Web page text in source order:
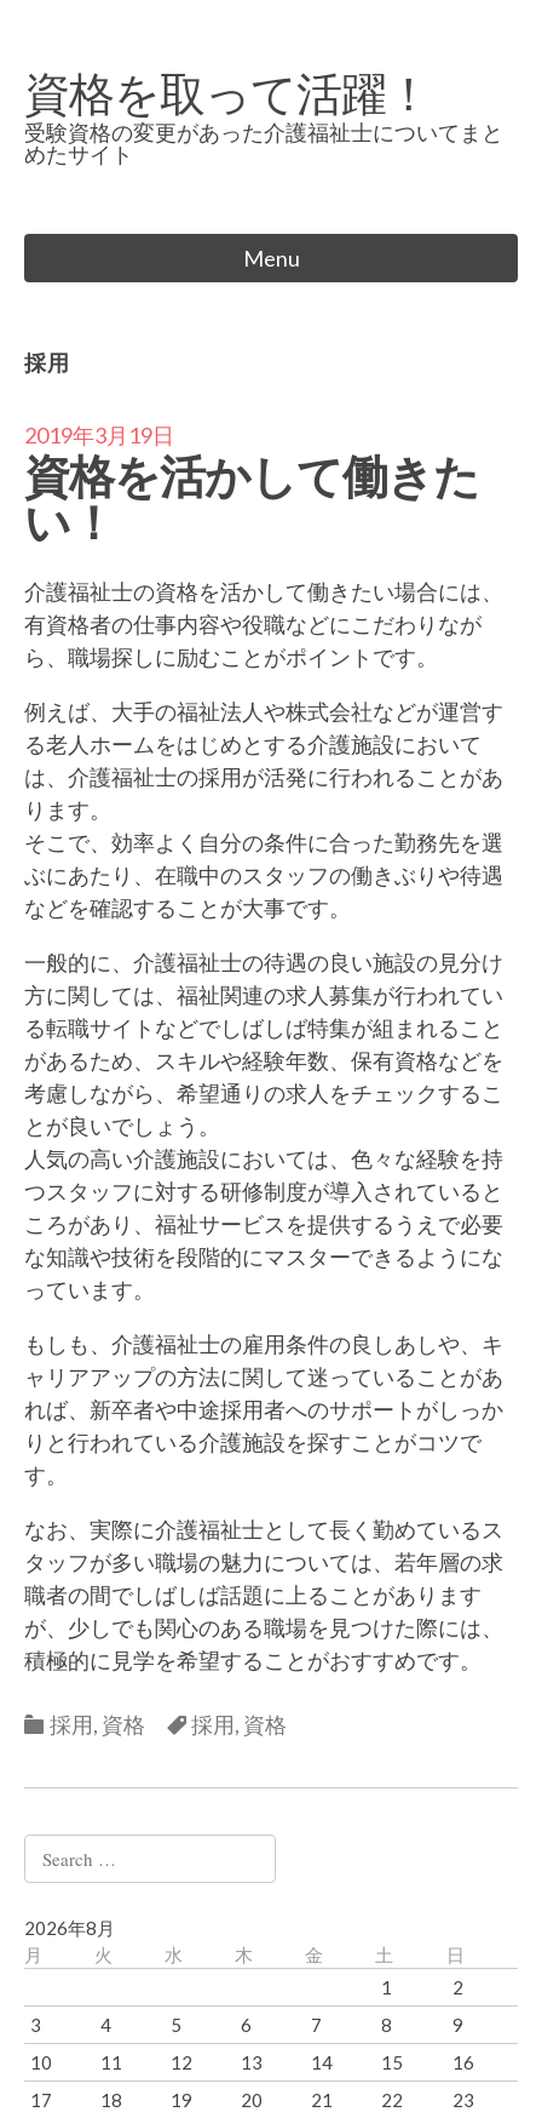
content
資格を取って活躍！
受験資格の変更があった介護福祉士についてまと
めたサイト
Menu
採用
2019年3月19日
資格を活かして働きた
い！
介護福祉士の資格を活かして働きたい場合には、
有資格者の仕事内容や役職などにこだわりなが
ら、職場探しに励むことがポイントです。
例えば、大手の福祉法人や株式会社などが運営す
る老人ホームをはじめとする介護施設において
は、介護福祉士の採用が活発に行われることがあ
ります。
そこで、効率よく自分の条件に合った勤務先を選
ぶにあたり、在職中のスタッフの働きぶりや待遇
などを確認することが大事です。
一般的に、介護福祉士の待遇の良い施設の見分け
方に関しては、福祉関連の求人募集が行われてい
る転職サイトなどでしばしば特集が組まれること
があるため、スキルや経験年数、保有資格などを
考慮しながら、希望通りの求人をチェックするこ
とが良いでしょう。
人気の高い介護施設においては、色々な経験を持
つスタッフに対する研修制度が導入されていると
ころがあり、福祉サービスを提供するうえで必要
な知識や技術を段階的にマスターできるようにな
っています。
もしも、介護福祉士の雇用条件の良しあしや、キ
ャリアアップの方法に関して迷っていることがあ
れば、新卒者や中途採用者へのサポートがしっか
りと行われている介護施設を探すことがコツで
す。
なお、実際に介護福祉士として長く勤めているス
タッフが多い職場の魅力については、若年層の求
職者の間でしばしば話題に上ることがあります
が、少しでも関心のある職場を見つけた際には、
積極的に見学を希望することがおすすめです。
Categories
採用, 資格 Categories
採用, 資格
for:
2026年8月
月
火 水 木 金 土
日
1
2
3
4 5 6 7 8
9
10
11 12 13 14 15
16
17
18 19 20 21 22
23